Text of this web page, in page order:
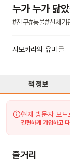
누가 누가 닮
#친구#동물#신체기
시모카라와 유미 글
책 정보
현재 방문자 모
간편하게 가입하고
줄거리